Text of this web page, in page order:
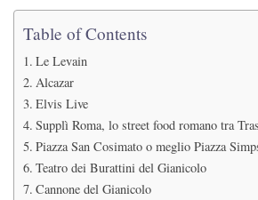
Table of Contents
Le Levain
Alcazar
Elvis Live
Supplì Roma, lo street food romano tra
Piazza San Cosimato o meglio Piazza
Teatro dei Burattini del Gianicolo
Cannone del Gianicolo